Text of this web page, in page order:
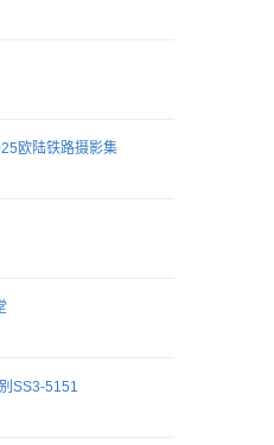
欧陆铁路摄影集
SS3-5151